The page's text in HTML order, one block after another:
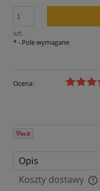
szt.
*- Pole wymagane
Ocena:
Opis
Koszty dostawy
Cena nie zawiera